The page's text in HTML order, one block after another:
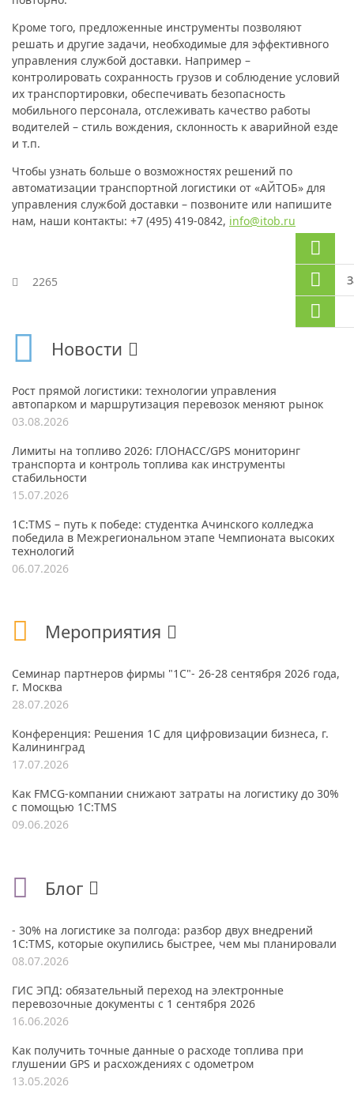
Кроме того, предложенные инструменты позволяют
решать и другие задачи, необходимые для эффективного
управления службой доставки. Например –
контролировать сохранность грузов и соблюдение условий
их транспортировки, обеспечивать безопасность
мобильного персонала, отслеживать качество работы
водителей – стиль вождения, склонность к аварийной езде
и т.п.
Чтобы узнать больше о возможностях решений по
автоматизации транспортной логистики от «АЙТОБ» для
управления службой доставки – позвоните или напишите
нам, наши контакты: +7 (495) 419-0842, info@itob.ru
2265
Новости
Рост прямой логистики: технологии управления
автопарком и маршрутизация перевозок меняют рынок
03.08.2026
Лимиты на топливо 2026: ГЛОНАСС/GPS мониторинг
транспорта и контроль топлива как инструменты
стабильности
15.07.2026
1С:TMS – путь к победе: студентка Ачинского колледжа
победила в Межрегиональном этапе Чемпионата высоких
технологий
06.07.2026
Мероприятия
Семинар партнеров фирмы "1С"- 26-28 сентября 2026 года,
г. Москва
28.07.2026
Конференция: Решения 1С для цифровизации бизнеса, г.
Калининград
17.07.2026
Как FMCG-компании снижают затраты на логистику до 30%
с помощью 1С:TMS
09.06.2026
Блог
- 30% на логистике за полгода: разбор двух внедрений
1С:TMS, которые окупились быстрее, чем мы планировали
08.07.2026
ГИС ЭПД: обязательный переход на электронные
перевозочные документы с 1 сентября 2026
16.06.2026
Как получить точные данные о расходе топлива при
глушении GPS и расхождениях с одометром
13.05.2026